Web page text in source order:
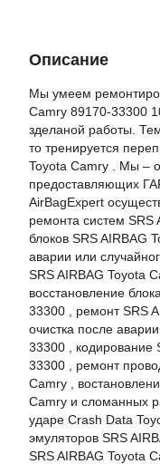
Описание
Мы умеем
Camry 89170-33300
зделаной работы.
то тренируется
Toyota Camry . Мы –
предоставляющих
AirBagExpert
ремонта систем SRS
блоков SRS AIRBAG
аварии или
SRS AIRBAG Toyota
восстановление
33300 , ремонт SRS
очистка после
33300 , кодирование
33300 , ремонт
Camry ,
Camry и сломанных
ударе Crash Data
эмуляторов SRS
SRS AIRBAG Toyota